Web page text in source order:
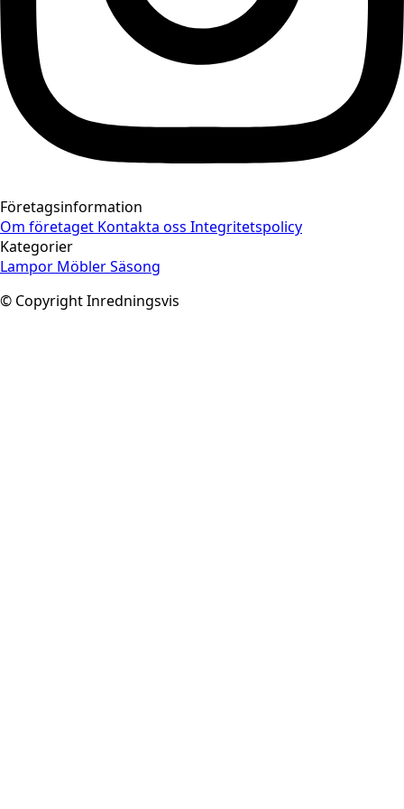
Företagsinformation
Om företaget Kontakta oss Integritetspolicy
Kategorier
Lampor MöblerSäsong
© Copyright Inredningsvis